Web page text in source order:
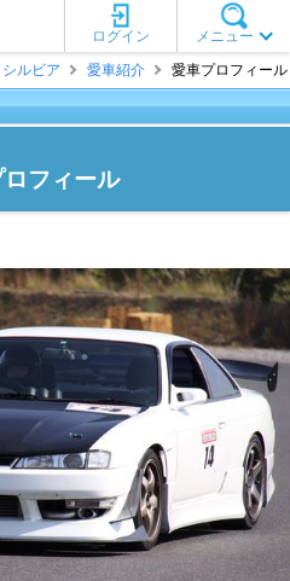
メニュー
ログイン
シルビア 愛車紹介 愛車プロフィー
ロフィール